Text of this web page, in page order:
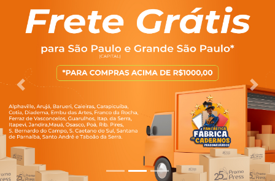
Previous Next